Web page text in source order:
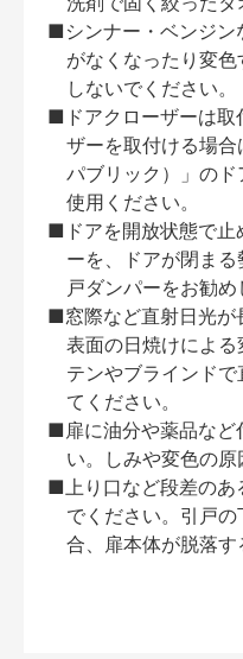
■シンナー・ベンジン
がなくなったり変
しないでください。
■ドアクローザーは取
ザーを取付ける場
パブリック）」の
使用ください。
■ドアを開放状態で止
ーを、ドアが閉ま
戸ダンパーをお勧め
■窓際など直射日光が
表面の日焼けによ
テンやブラインド
てください。
■扉に油分や薬品など
い。しみや変色の原
■上り口など段差のあ
でください。引戸
合、扉本体が脱落す